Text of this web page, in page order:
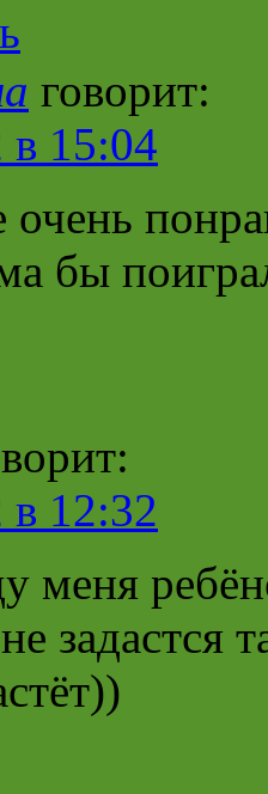
говорит:
в 15:04
бы
в 12:32
меня
задастся